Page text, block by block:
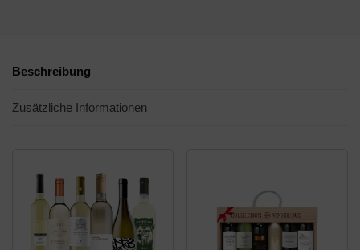
Beschreibung
Zusätzliche Informationen